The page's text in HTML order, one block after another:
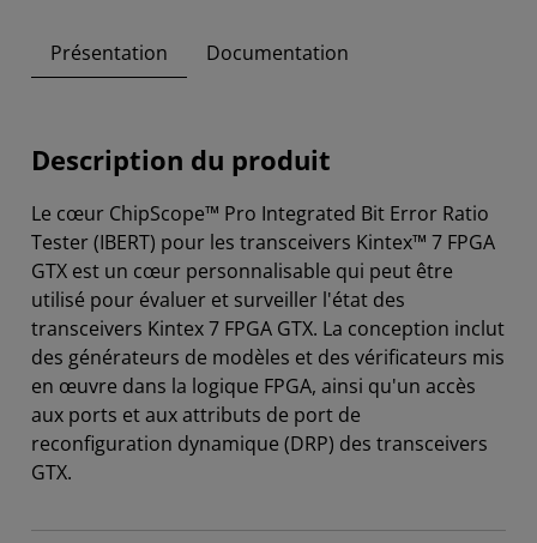
Présentation Documentation
Description du produit
Le cœur ChipScope™ Pro Integrated Bit Error Ratio
Tester (IBERT) pour les transceivers Kintex™ 7 FPGA
GTX est un cœur personnalisable qui peut être
utilisé pour évaluer et surveiller l'état des
transceivers Kintex 7 FPGA GTX. La conception inclut
des générateurs de modèles et des vérificateurs mis
en œuvre dans la logique FPGA, ainsi qu'un accès
aux ports et aux attributs de port de
reconfiguration dynamique (DRP) des transceivers
GTX.